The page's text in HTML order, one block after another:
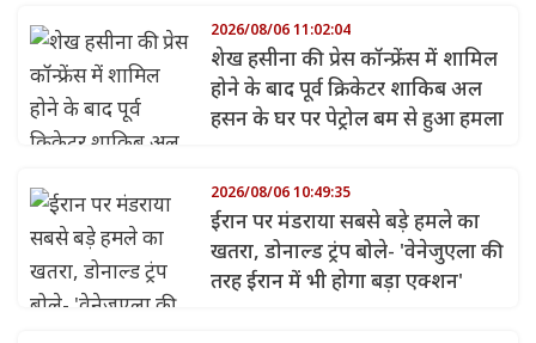
2026/08/06 11:02:04
शेख हसीना की प्रेस कॉन्फ्रेंस में शामिल
होने के बाद पूर्व क्रिकेटर शाकिब अल
हसन के घर पर पेट्रोल बम से हुआ हमला
2026/08/06 10:49:35
ईरान पर मंडराया सबसे बड़े हमले का
खतरा, डोनाल्ड ट्रंप बोले- 'वेनेजुएला की
तरह ईरान में भी होगा बड़ा एक्शन'